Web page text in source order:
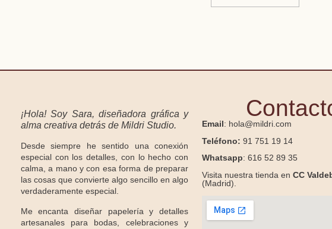
¡Hola! Soy Sara, diseñadora gráfica y
alma creativa detrás de Mildri Studio.
Desde siempre he sentido una conexión
especial con los detalles, con lo hecho con
calma, a mano y con esa forma de preparar
las cosas que convierte algo sencillo en algo
verdaderamente especial.
Me encanta diseñar papelería y detalles
artesanales para bodas, celebraciones y
Email: hola@mildri.com
Teléfono: 91 751 19 14
Whatsapp: 616 52 89 35
Visita nuestra tienda enCC
(Madrid).